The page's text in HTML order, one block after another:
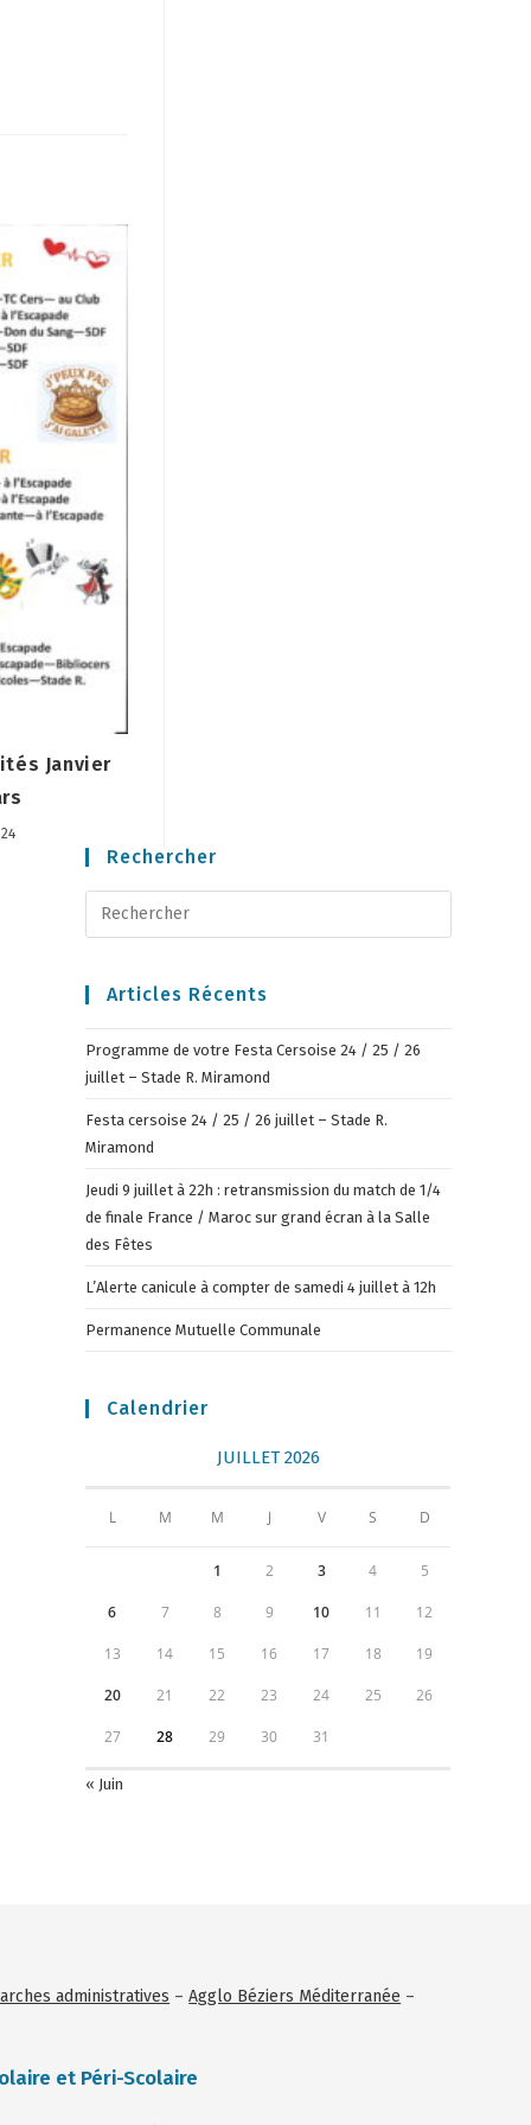
Janvier
Rechercher
Articles Récents
Programme de votre Festa Cersoise 24 / 25 / 26
juillet – Stade R. Miramond
Festa cersoise 24 / 25 / 26 juillet – Stade R.
Miramond
Jeudi 9 juillet à 22h : retransmission du match de 1/4
de finale France / Maroc sur grand écran à la Salle
des Fêtes
L’Alerte canicule à compter de samedi 4 juillet à 12h
Permanence Mutuelle Communale
Calendrier
JUILLET 2026
L M M J V S D
1 2 3 4 5
6 7 8 9 10 11 12
13 14 15 16 17 18 19
20 21 22 23 24 25 26
27 28 29 30 31
« Juin
administratives –Agglo Béziers Méditerranée –
et Péri-Scolaire